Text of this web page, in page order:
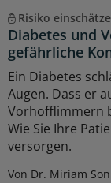
Risiko
Diabetes und
gefährliche
Ein Diabetes
Augen. Dass er
Vorhofflimmern
Wie Sie Ihre
versorgen.
Von Dr. Miriam